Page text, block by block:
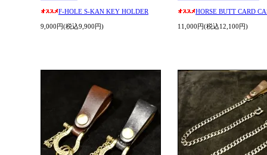
F-HOLE S-KAN KEY HOLDER
9,000円(税込9,900円)
HORSE BUTT CARD
11,000円(税込12,100円)